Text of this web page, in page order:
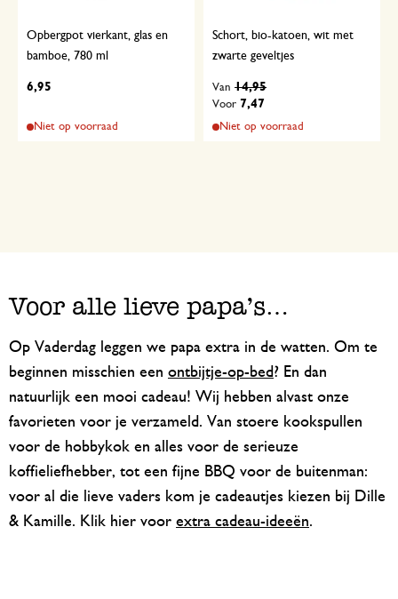
Opbergpot vierkant, glas en
bamboe, 780 ml
6,95
Niet op voorraad
Schort, bio-katoen, wit met
zwarte geveltjes
Voor 7,47
Van 14,95
Niet op voorraad
Voor alle lieve papa's…
Op Vaderdag leggen we papa extra in de watten. Om te
beginnen misschien een ontbijtje-op-bed? En dan
natuurlijk een mooi cadeau! Wij hebben alvast onze
favorieten voor je verzameld. Van stoere kookspullen
voor de hobbykok en alles voor de serieuze
koffieliefhebber, tot een fijne BBQ voor de buitenman:
voor al die lieve vaders kom je cadeautjes kiezen bij Dille
& Kamille. Klik hier voor extra cadeau-ideeën.